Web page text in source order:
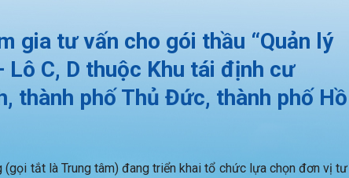
gia tư vấn cho gói thầu “Quản lý
Lô C, D thuộc Khu tái định cư
thành phố Thủ Đức, thành phố Hồ
(gọi tắt là Trung tâm) đang triển khai tổ chức lựa chọn đơn vị tư